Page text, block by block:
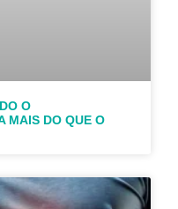
O
MAIS DO QUE O